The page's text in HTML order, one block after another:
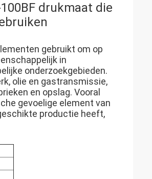
drukmaat die
gebruikt om op
in
onderzoekgebieden.
olie en gastransmissie,
en opslag. Vooral
gevoelige element van
productie heeft,